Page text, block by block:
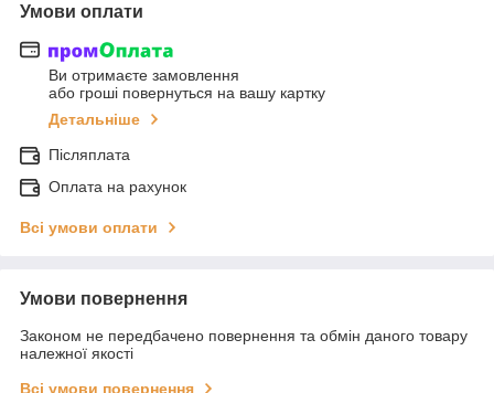
Умови оплати
Ви отримаєте замовлення
або гроші повернуться на вашу картку
Детальніше
Післяплата
Оплата на рахунок
Всі умови оплати
Умови повернення
Законом не передбачено повернення та обмін даного товару
належної якості
Всі умови повернення